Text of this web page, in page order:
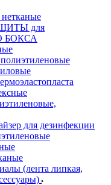
для
БОКСА
для дезинфекции
(лента липкая,